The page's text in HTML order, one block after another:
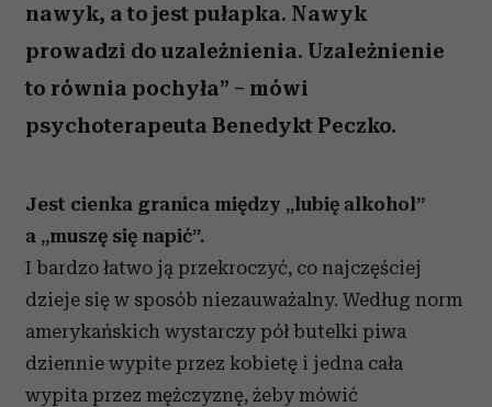
nawyk, a to jest pułapka. Nawyk
prowadzi do uzależnienia. Uzależnienie
to równia pochyła” – mówi
psychoterapeuta Benedykt Peczko.
Jest cienka granica między „lubię alkohol”
a „muszę się napić”.
I bardzo łatwo ją przekroczyć, co najczęściej
dzieje się w sposób niezauważalny. Według norm
amerykańskich wystarczy pół butelki piwa
dziennie wypite przez kobietę i jedna cała
wypita przez mężczyznę, żeby mówić